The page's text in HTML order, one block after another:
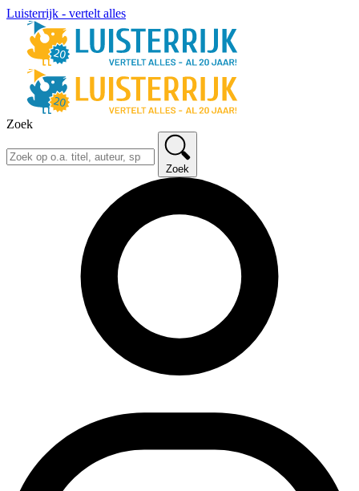
Luisterrijk - vertelt alles
Zoek
Zoek